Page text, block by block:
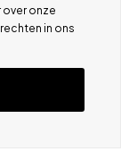
onze
in ons